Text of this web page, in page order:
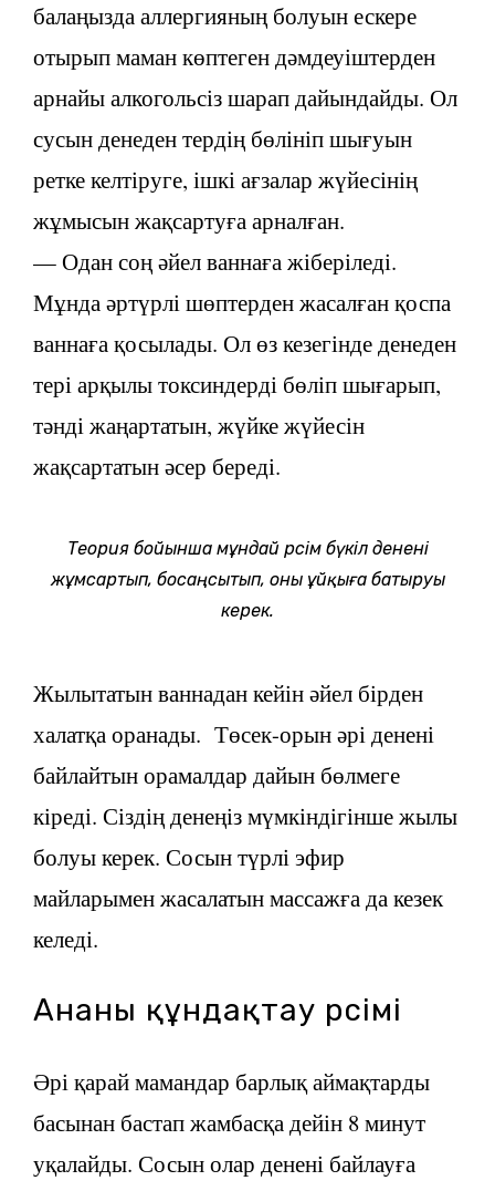
балаңызда аллергияның болуын ескере
отырып маман көптеген дәмдеуіштерден
арнайы алкогольсіз шарап дайындайды. Ол
сусын денеден тердің бөлініп шығуын
ретке келтіруге, ішкі ағзалар жүйесінің
жұмысын жақсартуға арналған.
— Одан соң әйел ваннаға жіберіледі.
Мұнда әртүрлі шөптерден жасалған қоспа
ваннаға қосылады. Ол өз кезегінде денеден
тері арқылы токсиндерді бөліп шығарып,
тәнді жаңартатын, жүйке жүйесін
жақсартатын әсер береді.
Теория бойынша мұндай рәсім бүкіл денені
жұмсартып, босаңсытып, оны ұйқыға батыруы
керек.
Жылытатын ваннадан кейін әйел бірден
халатқа оранады. Төсек-орын әрі денені
байлайтын орамалдар дайын бөлмеге
кіреді. Сіздің денеңіз мүмкіндігінше жылы
болуы керек. Сосын түрлі эфир
майларымен жасалатын массажға да кезек
келеді.
Ананы құндақтау рәсімі
Әрі қарай мамандар барлық аймақтарды
басынан бастап жамбасқа дейін 8 минут
уқалайды. Сосын олар денені байлауға